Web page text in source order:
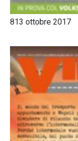
813 ottobre 2017